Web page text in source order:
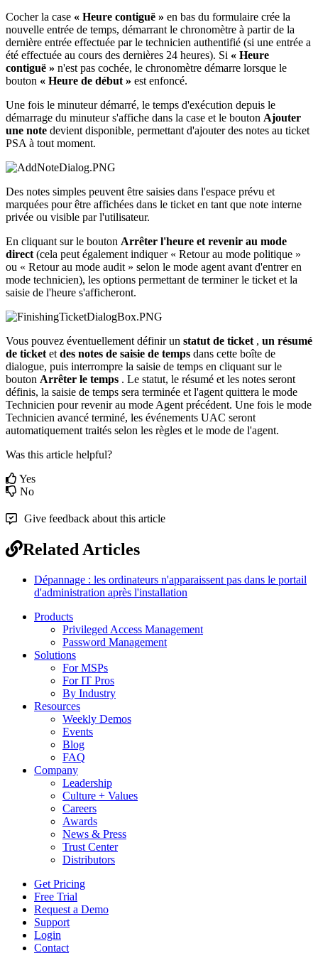
Cocher la case « Heure contiguë » en bas du formulaire crée la
nouvelle entrée de temps, démarrant le chronomètre à partir de la
dernière entrée effectuée par le technicien authentifié (si une entrée a
été effectuée au cours des dernières 24 heures). Si « Heure
contiguë » n'est pas cochée, le chronomètre démarre lorsque le
bouton « Heure de début » est enfoncé.
Une fois le minuteur démarré, le temps d'exécution depuis le
démarrage du minuteur s'affiche dans la case et le bouton Ajouter
une note devient disponible, permettant d'ajouter des notes au ticket
PSA à tout moment.
Des notes simples peuvent être saisies dans l'espace prévu et
marquées pour être affichées dans le ticket en tant que note interne
privée ou visible par l'utilisateur.
En cliquant sur le bouton Arrêter l'heure et revenir au mode
direct (cela peut également indiquer « Retour au mode politique »
ou « Retour au mode audit » selon le mode agent avant d'entrer en
mode technicien), les options permettant de terminer le ticket et la
saisie de l'heure s'afficheront.
Vous pouvez éventuellement définir un statut de ticket , un résumé
de ticket et des notes de saisie de temps dans cette boîte de
dialogue, puis interrompre la saisie de temps en cliquant sur le
bouton Arrêter le temps . Le statut, le résumé et les notes seront
définis, la saisie de temps sera terminée et l'agent quittera le mode
Technicien pour revenir au mode Agent précédent. Une fois le mode
Technicien avancé terminé, les événements UAC seront
automatiquement traités selon les règles et le mode de l'agent.
Was this article helpful?
Yes
No
Give feedback about this article
Related Articles
Dépannage : les ordinateurs n'apparaissent pas dans le portail
d'administration après l'installation
Products
Privileged Access Management
Password Management
Solutions
For MSPs
For IT Pros
By Industry
Resources
Weekly Demos
Events
Blog
FAQ
Company
Leadership
Culture + Values
Careers
Awards
News & Press
Trust Center
Distributors
Get Pricing
Free Trial
Request a Demo
Support
Login
Contact